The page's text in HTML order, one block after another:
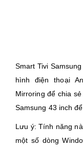
Smart Tivi
hình điện thoại
Mirroring để chia
Samsung 43 inch
Lưu ý: Tính năng
một số dòng